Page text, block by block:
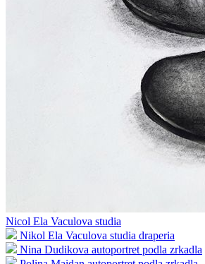
Nicol Ela Vaculova studia
Nikol Ela Vaculova studia draperia
Nina Dudikova autoportret podla zrkadla